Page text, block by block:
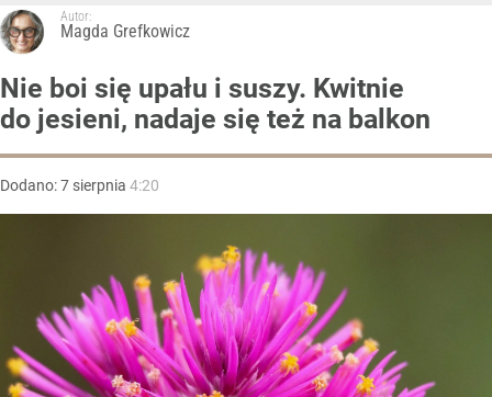
Autor:
Magda Grefkowicz
Nie boi się upału i suszy. Kwitnie
do jesieni, nadaje się też na balkon
Dodano:7 sierpnia 4:20